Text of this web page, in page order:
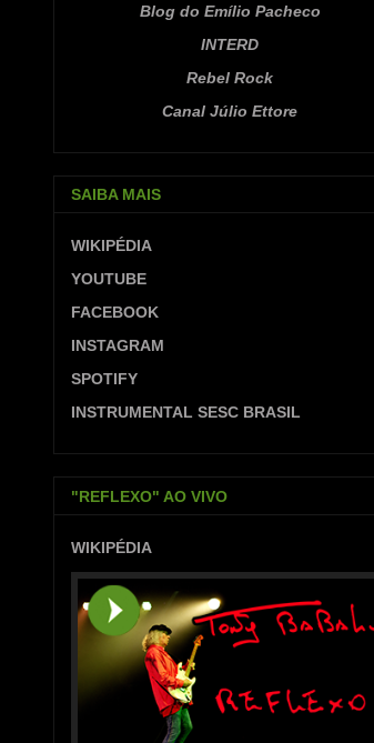
Blog do Emílio Pacheco
INTERD
Rebel Rock
Canal Júlio Ettore
SAIBA MAIS
WIKIPÉDIA
YOUTUBE
FACEBOOK
INSTAGRAM
SPOTIFY
INSTRUMENTAL SESC BRASIL
"REFLEXO" AO VIVO
WIKIPÉDIA